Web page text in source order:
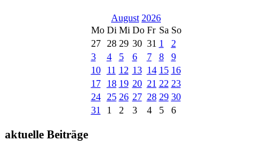
August 2026
Mo Di Mi Do Fr Sa So
27
28 29 30 31 1
2
3
4 5 6 7 8
9
10
11 12 13 14 15 16
17
18 19 20 21 22 23
24
25 26 27 28 29 30
31
1 2 3 4 5 6
aktuelle Beiträge